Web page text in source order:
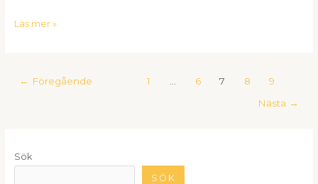
Läs mer »
← Föregående 1 6 7 8
9
Nästa →
Sök
SÖK